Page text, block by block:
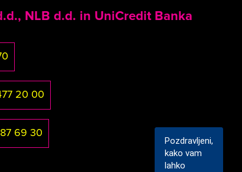
NLB d.d. in UniCredit Banka
20 00
69 30
Pozdravljeni,
kako vam
lahko